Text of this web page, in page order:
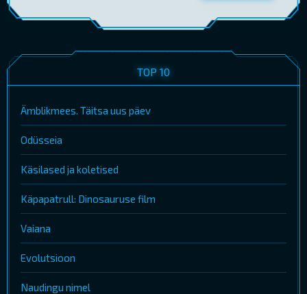
TOP 10
Ämblikmees. Täitsa uus päev
Odüsseia
Käsilased ja koletised
Käpapatrull: Dinosauruse film
Vaiana
Evolutsioon
Naudingu nimel